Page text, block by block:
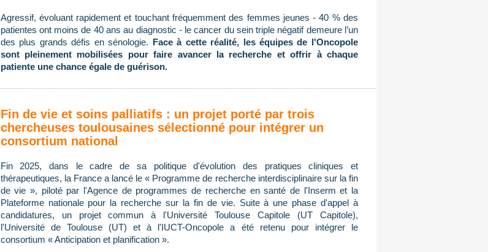
Agressif, évoluant rapidement et touchant fréquemment des femmes jeunes - 40 % des
patientes ont moins de 40 ans au diagnostic - le cancer du sein triple négatif demeure l’un
des plus grands défis en sénologie. Face à cette réalité, les équipes de l'Oncopole
sont pleinement mobilisées pour faire avancer la recherche et offrir à chaque
patiente une chance égale de guérison.
Fin de vie et soins palliatifs : un projet porté par trois
chercheuses toulousaines sélectionné pour intégrer un
consortium national
Fin 2025, dans le cadre de sa politique d'évolution des pratiques cliniques et
thérapeutiques, la France a lancé le « Programme de recherche interdisciplinaire sur la fin
de vie », piloté par l'Agence de programmes de recherche en santé de l'Inserm et la
Plateforme nationale pour la recherche sur la fin de vie. Suite à une phase d'appel à
candidatures, un projet commun à l'Université Toulouse Capitole (UT Capitole),
l'Université de Toulouse (UT) et à l'IUCT-Oncopole a été retenu pour intégrer le
consortium « Anticipation et planification ».